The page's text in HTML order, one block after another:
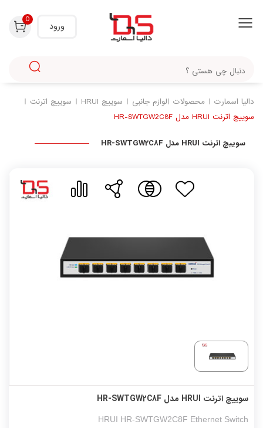
ورود
0
دالیا اسمارت محصولات لوازم جانبی سوییچ HRUI
سوییچ اترنت
سوییچ اترنت HRUI مدل HR-SWTGW2C8F
سوییچ اترنت HRUI مدل HR-SWTGW2C8F
سوییچ اترنت HRUI مدل HR-SWTGW2C8F
HRUI HR-SWTGW2C8F Ethernet Switch